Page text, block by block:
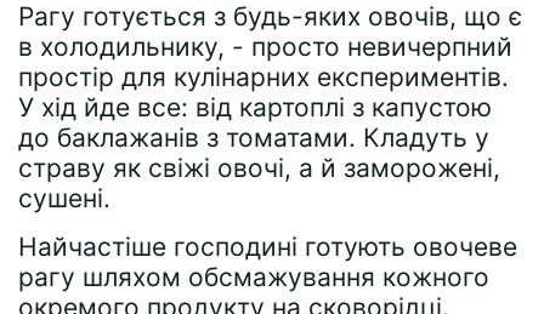
Рагу готується з будь-яких овочів, що є
в холодильнику, - просто невичерпний
простір для кулінарних експериментів.
У хід йде все: від картоплі з капустою
до баклажанів з томатами. Кладуть у
страву як свіжі овочі, а й заморожені,
сушені.
Найчастіше господині готують овочеве
рагу шляхом обсмажування кожного
окремого продукту на сковорідці.